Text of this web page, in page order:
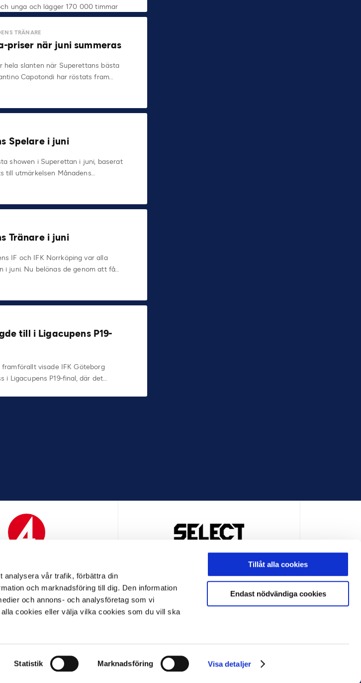
analysera vår trafik, förbättra din
och marknadsföring till dig. Den information
och annons- och analysföretag som vi
cookies eller välja vilka cookies som du vill ska
Statistik Marknadsföring Visa detaljer
Tillåt alla cookies
Endast nödvändiga cookies
unga och lägger 170 000 timmar
TRÄNARE
priser när juni summeras
hela slanten när Superettans bästa
Capotondi har röstats fram…
Spelare i juni
showen i Superettan i juni, baserat
till utmärkelsen Månadens…
Tränare i juni
IF och IFK Norrköping var alla
i juni. Nu belönas de genom att få…
till i Ligacupens P19-
visade IFK Göteborg
i Ligacupens P19-final, där det…
INTEGRITETSPOLICY